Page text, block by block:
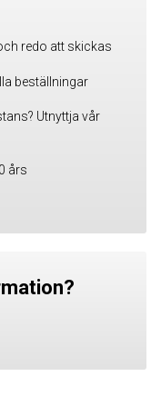
redo att skickas
beställningar
Utnyttja vår
års